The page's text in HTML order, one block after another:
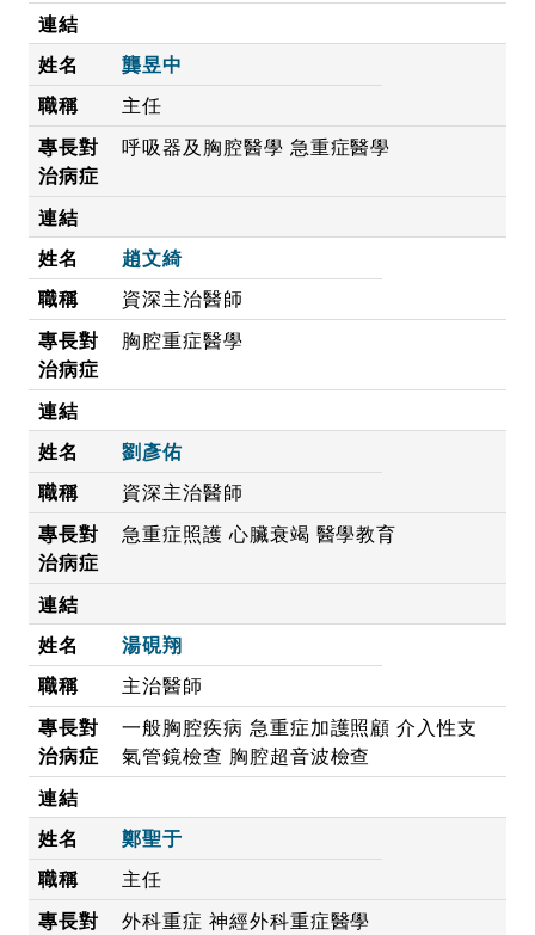
龔昱中
主任
呼吸器及胸腔醫學 急重症醫學
趙文綺
資深主治醫師
胸腔重症醫學
劉彥佑
資深主治醫師
急重症照護 心臟衰竭 醫學教育
湯硯翔
主治醫師
一般胸腔疾病 急重症加護照顧 介入性支
氣管鏡檢查 胸腔超音波檢查
鄭聖于
主任
外科重症 神經外科重症醫學